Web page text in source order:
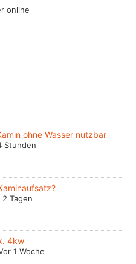
online
ohne Wasser nutzbar
Stunden
2 Tagen
4kw
1 Woche